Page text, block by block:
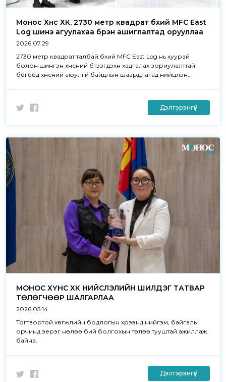
Монос Хүнс ХК, 2730 метр квадрат бүхий MFC East
Log шинэ агуулахаа бүрэн ашиглалтад орууллаа
2026.07.29
2730 метр квадрат талбай бүхий MFC East Log нь хуурай
болон шингэн хүнсний бүтээгдэхүүн хадгалах зориулалттай
бөгөөд хүнсний аюулгүй байдлын шаардлагад нийцүүлэн
Дэлгэрэнгүй
МОНОС ХҮНС ХК НИЙСЛЭЛИЙН ШИЛДЭГ ТАТВАР
ТӨЛӨГЧӨӨР ШАЛГАРЛАА
2026.05.14
Тогтвортой хөгжлийн бодлогын хүрээнд нийгэм, байгаль
орчинд эерэг нөлөө бий болгохын төлөө тууштай ажиллаж
байна.
Дэлгэрэнгүй